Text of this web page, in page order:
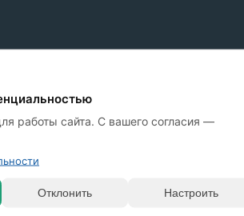
и
работы сайта. С вашего согласия —
Отклонить Настроить